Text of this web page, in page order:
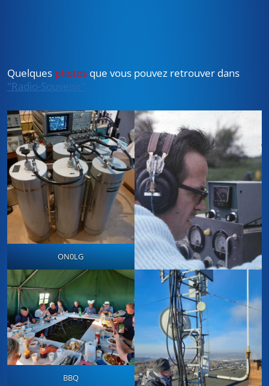
Quelques photosque vous pouvez retrouver dans
"Radio-Souvenir"
ON0LG
BBQ